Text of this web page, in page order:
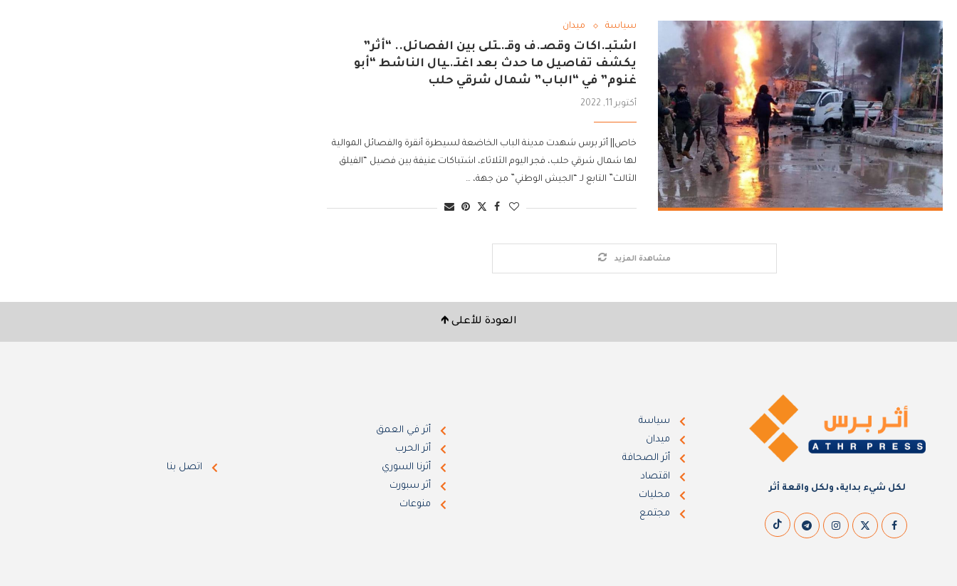
سياسة ميدان
اشتبـ.اكات وقصـ.ف وقـ.ـتلى بين الفصائل.. “أثر”
يكشف تفاصيل ما حدث بعد اغتـ.ـيال الناشط “أبو
غنوم” في “الباب” شمال شرقي حلب
أكتوبر 11, 2022
خاص|| أثر برس شهدت مدينة الباب الخاضعة لسيطرة أنقرة والفصائل الموالية
لها شمال شرقي حلب، فجر اليوم الثلاثاء، اشتباكات عنيفة بين فصيل “الفيلق
الثالث” التابع لـ “الجيش الوطني” من جهة، …
مشاهدة المزيد
العودة للأعلى 🡹
لكل شيء بداية، ولكل واقعة أثر
سياسة
ميدان
أثر الصحافة
اقتصاد
محليات
مجتمع
أثر في العمق
أثر الحرب
أثرنا السوري
أثر سبورت
منوعات
اتصل بنا